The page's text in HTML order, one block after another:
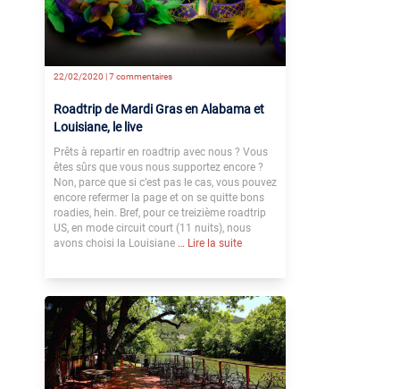
22/02/2020 |7 commentaires
Roadtrip de Mardi Gras en Alabama et
Louisiane, le live
Prêts à repartir en roadtrip avec nous ? Vous
êtes sûrs que vous nous supportez encore ?
Non, parce que si c’est pas le cas, vous pouvez
encore refermer la page et on se quitte bons
roadies, hein. Bref, pour ce treizième roadtrip
US, en mode circuit court (11 nuits), nous
avons choisi la Louisiane … Lire la suite